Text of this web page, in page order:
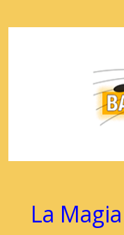
La